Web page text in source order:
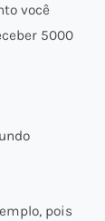
você
5000
pois